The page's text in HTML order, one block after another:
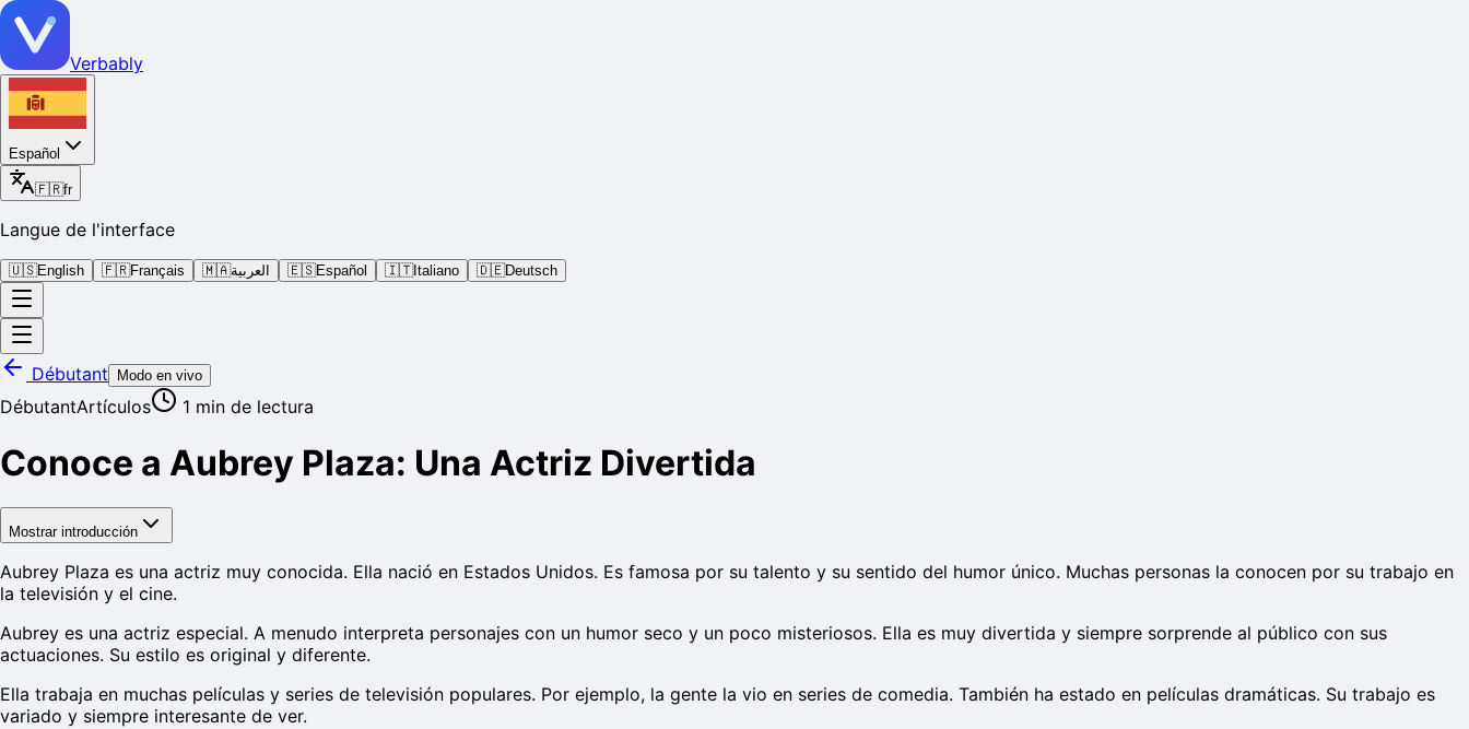
Verbably
Español
🇫🇷fr
Langue de l'interface
🇺🇸English 🇫🇷Français 🇲🇦العربية 🇪🇸Español 🇮🇹Italiano 🇩🇪Deutsch
Débutant Modo en vivo
DébutantArtículos 1 min de lectura
Conoce a Aubrey Plaza: Una Actriz Divertida
Mostrar introducción
Aubrey Plaza es una actriz muy conocida. Ella nació en Estados Unidos. Es famosa por su talento y su sentido del humor único. Muchas personas la conocen por su trabajo en
la televisión y el cine.
Aubrey es una actriz especial. A menudo interpreta personajes con un humor seco y un poco misteriosos. Ella es muy divertida y siempre sorprende al público con sus
actuaciones. Su estilo es original y diferente.
Ella trabaja en muchas películas y series de televisión populares. Por ejemplo, la gente la vio en series de comedia. También ha estado en películas dramáticas. Su trabajo es
variado y siempre interesante de ver.